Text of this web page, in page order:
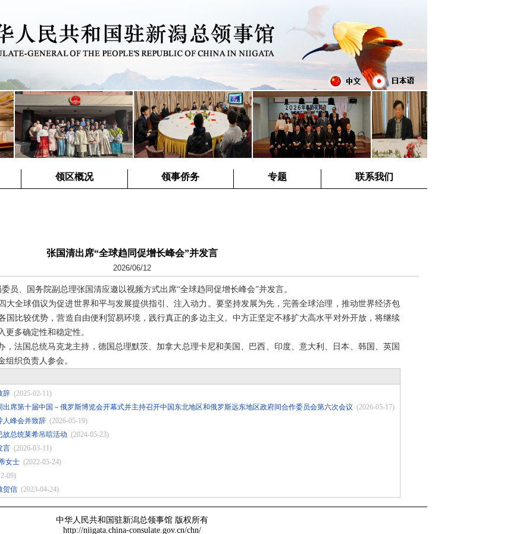
领区概况 领事侨务 专题 联系我们
张国清出席“全球趋同促增长峰会”并发言
2026/06/12
员、国务院副总理张国清应邀以视频方式出席“全球趋同促增长峰会”并发言。
大全球倡议为促进世界和平与发展提供指引、注入动力。要坚持发展为先，完善全球治理，推动世界经济包
国比较优势，营造自由便利贸易环境，践行真正的多边主义。中方正坚定不移扩大高水平对外开放，将继续
多确定性和稳定性。
，法国总统马克龙主持，德国总理默茨、加拿大总理卡尼和美国、巴西、印度、意大利、日本、韩国、英国
组织负责人参会。
辞 (2025-02-11)
席第十届中国－俄罗斯博览会开幕式并主持召开中国东北地区和俄罗斯远东地区政府间合作委员会第六次会议 (2026-05-17)
人峰会并致辞 (2026-05-19)
故总统莱希吊唁活动 (2024-05-23)
言 (2026-03-11)
女士 (2022-05-24)
09)
贺信 (2023-04-24)
中华人民共和国驻新潟总领事馆 版权所有
http://niigata.china-consulate.gov.cn/chn/